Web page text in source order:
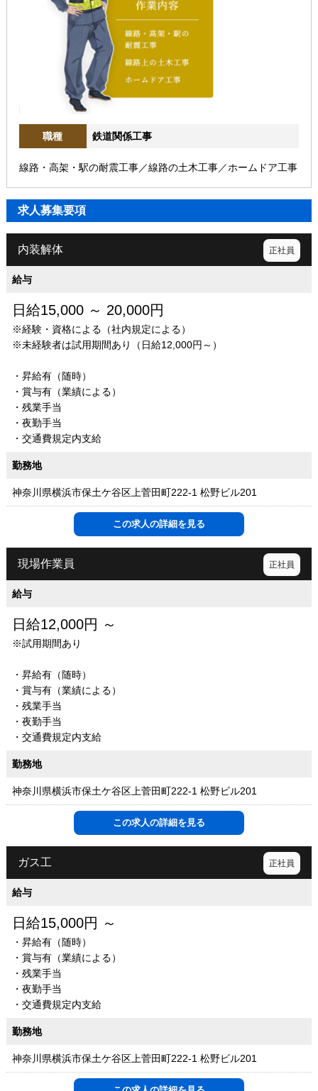
職種 鉄道関係工事
線路・高架・駅の耐震工事／線路の土木工事／ホームドア工事
求人募集要項
内装解体 正社員
給与
日給15,000 ～ 20,000円
※経験・資格による（社内規定による）
※未経験者は試用期間あり（日給12,000円～）
・昇給有（随時）
・賞与有（業績による）
・残業手当
・夜勤手当
・交通費規定内支給
勤務地
神奈川県横浜市保土ケ谷区上菅田町222-1 松野ビル201
この求人の詳細を見る
現場作業員 正社員
給与
日給12,000円 ～
※試用期間あり
・昇給有（随時）
・賞与有（業績による）
・残業手当
・夜勤手当
・交通費規定内支給
勤務地
神奈川県横浜市保土ケ谷区上菅田町222-1 松野ビル201
この求人の詳細を見る
ガス工 正社員
給与
日給15,000円 ～
・昇給有（随時）
・賞与有（業績による）
・残業手当
・夜勤手当
・交通費規定内支給
勤務地
神奈川県横浜市保土ケ谷区上菅田町222-1 松野ビル201